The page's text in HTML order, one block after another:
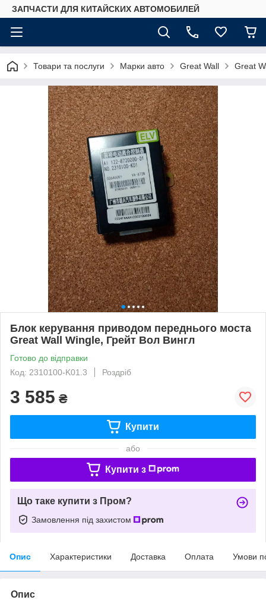
ЗАПЧАСТИ ДЛЯ КИТАЙСКИХ АВТОМОБИЛЕЙ
Товари та послуги Марки авто Great Wall Great
Блок керування приводом переднього моста
Great Wall Wingle, Грейт Вол Вингл
Готово до відправки
Код: 2310100-K01.3
Роздріб
3 585 ₴
Купити
або
Купити з
Що таке купити з Пром?
Замовлення під захистом
Опис Характеристики Доставка Оплата Умови
Опис